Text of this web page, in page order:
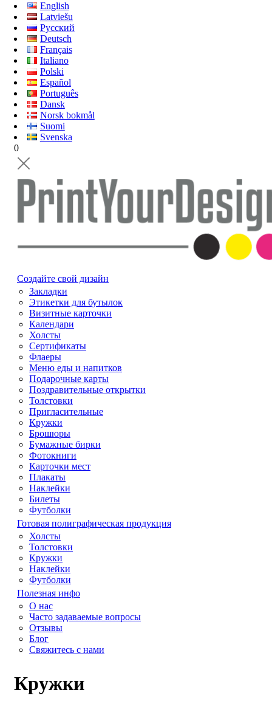
English
Latviešu
Русский
Deutsch
Français
Italiano
Polski
Español
Português
Dansk
Norsk bokmål
Suomi
Svenska
0
Создайте свой дизайн
Закладки
Этикетки для бутылок
Визитные карточки
Календари
Холсты
Сертификаты
Флаеры
Меню еды и напитков
Подарочные карты
Поздравительные открытки
Толстовки
Пригласительные
Кружки
Брошюры
Бумажные бирки
Фотокниги
Карточки мест
Плакаты
Наклейки
Билеты
Футболки
Готовая полиграфическая продукция
Холсты
Толстовки
Кружки
Наклейки
Футболки
Полезная инфо
О нас
Часто задаваемые вопросы
Отзывы
Блог
Свяжитесь с нами
Кружки